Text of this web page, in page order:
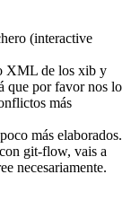
(interactive
XML de los xib y
que por favor nos lo
más
más elaborados.
git-flow, vais a
necesariamente.